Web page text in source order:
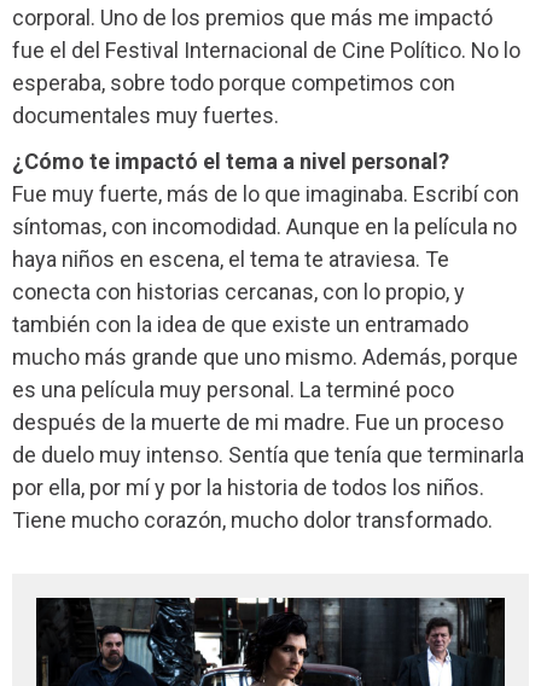
corporal. Uno de los premios que más me impactó
fue el del Festival Internacional de Cine Político. No lo
esperaba, sobre todo porque competimos con
documentales muy fuertes.
¿Cómo te impactó el tema a nivel personal?
Fue muy fuerte, más de lo que imaginaba. Escribí con
síntomas, con incomodidad. Aunque en la película no
haya niños en escena, el tema te atraviesa. Te
conecta con historias cercanas, con lo propio, y
también con la idea de que existe un entramado
mucho más grande que uno mismo. Además, porque
es una película muy personal. La terminé poco
después de la muerte de mi madre. Fue un proceso
de duelo muy intenso. Sentía que tenía que terminarla
por ella, por mí y por la historia de todos los niños.
Tiene mucho corazón, mucho dolor transformado.